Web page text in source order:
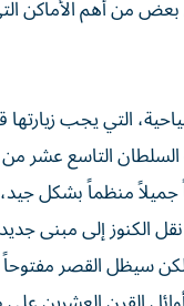
بعض من أهم الأماكن
التي يجب
التاسع عشر
منظماً بشكل جيد،
نقل الكنوز إلى مبنى
سيظل القصر مفتوحاً